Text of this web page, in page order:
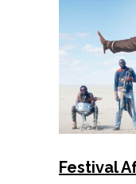
Festival